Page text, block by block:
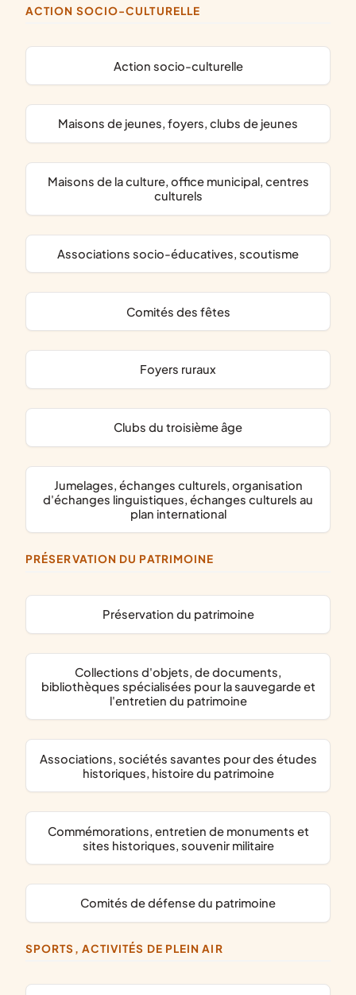
ACTION SOCIO-CULTURELLE
action socio-culturelle
maisons de jeunes, foyers, clubs de jeunes
maisons de la culture, office municipal, centres
culturels
associations socio-éducatives, scoutisme
comités des fêtes
foyers ruraux
clubs du troisième âge
jumelages, échanges culturels, organisation
d'échanges linguistiques, échanges culturels au
plan international
PRÉSERVATION DU PATRIMOINE
préservation du patrimoine
collections d'objets, de documents,
bibliothèques spécialisées pour la sauvegarde et
l'entretien du patrimoine
associations, sociétés savantes pour des études
historiques, histoire du patrimoine
commémorations, entretien de monuments et
sites historiques, souvenir militaire
comités de défense du patrimoine
SPORTS, ACTIVITÉS DE PLEIN AIR